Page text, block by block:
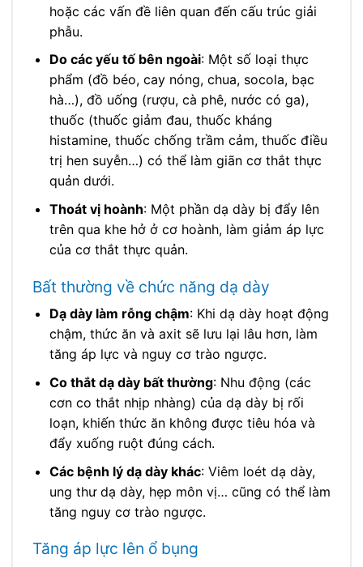
hoặc các vấn đề liên quan đến cấu trúc giải
phẫu.
Do các yếu tố bên ngoài: Một số loại thực
phẩm (đồ béo, cay nóng, chua, socola, bạc
hà…), đồ uống (rượu, cà phê, nước có ga),
thuốc (thuốc giảm đau, thuốc kháng
histamine, thuốc chống trầm cảm, thuốc điều
trị hen suyễn…) có thể làm giãn cơ thắt thực
quản dưới.
Thoát vị hoành: Một phần dạ dày bị đẩy lên
trên qua khe hở ở cơ hoành, làm giảm áp lực
của cơ thắt thực quản.
Bất thường về chức năng dạ dày
Dạ dày làm rỗng chậm: Khi dạ dày hoạt động
chậm, thức ăn và axit sẽ lưu lại lâu hơn, làm
tăng áp lực và nguy cơ trào ngược.
Co thắt dạ dày bất thường: Nhu động (các
cơn co thắt nhịp nhàng) của dạ dày bị rối
loạn, khiến thức ăn không được tiêu hóa và
đẩy xuống ruột đúng cách.
Các bệnh lý dạ dày khác: Viêm loét dạ dày,
ung thư dạ dày, hẹp môn vị… cũng có thể làm
tăng nguy cơ trào ngược.
Tăng áp lực lên ổ bụng